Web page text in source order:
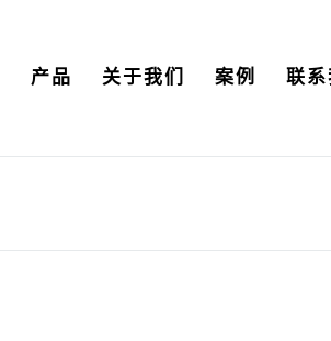
产品 关于我们 案例 联系